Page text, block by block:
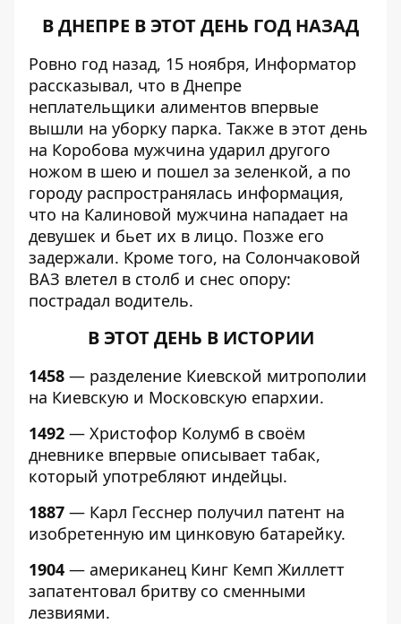
В ДНЕПРЕ В ЭТОТ ДЕНЬ ГОД НАЗАД
Ровно год назад, 15 ноября, Информатор
рассказывал, что в Днепре
неплательщики алиментов впервые
вышли на уборку парка. Также в этот день
на Коробова мужчина ударил другого
ножом в шею и пошел за зеленкой, а по
городу распространялась информация,
что на Калиновой мужчина нападает на
девушек и бьет их в лицо. Позже его
задержали. Кроме того, на Солончаковой
ВАЗ влетел в столб и снес опору:
пострадал водитель.
В ЭТОТ ДЕНЬ В ИСТОРИИ
1458 — разделение Киевской митрополии
на Киевскую и Московскую епархии.
1492 — Христофор Колумб в своём
дневнике впервые описывает табак,
который употребляют индейцы.
1887 — Карл Гесснер получил патент на
изобретенную им цинковую батарейку.
1904 — американец Кинг Кемп Жиллетт
запатентовал бритву со сменными
лезвиями.